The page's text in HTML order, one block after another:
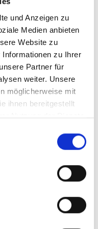
und Anzeigen zu
Medien anbieten
Website zu
zu Ihrer
Partner für
weiter. Unsere
möglicherweise mit
ihnen bereitgestellt
Nutzung der Dienste
HILFREICH?